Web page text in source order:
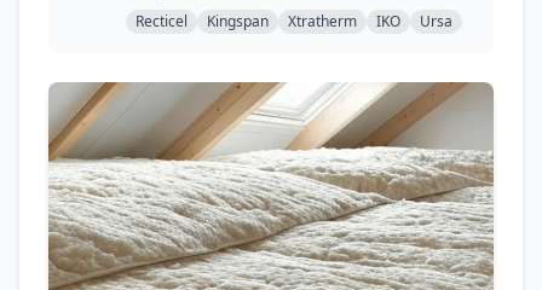
Recticel Kingspan Xtratherm IKO Ursa